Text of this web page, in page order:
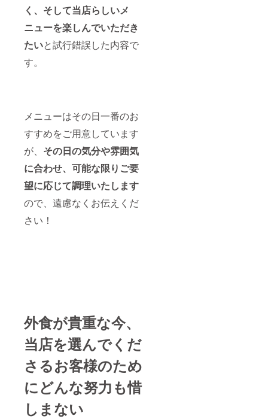
く、そして当店らしいメ
ニューを楽しんでいただき
たいと試行錯誤した内容で
す。
メニューはその日一番のお
すすめをご用意しています
が、 その日の気分や雰囲気
に合わせ、可能な限りご要
望に応じて調理いたします
ので、遠慮なくお伝えくだ
さい！
外食が貴重な今、
当店を選んでくだ
さるお客様のため
にどんな努力も惜
しまない